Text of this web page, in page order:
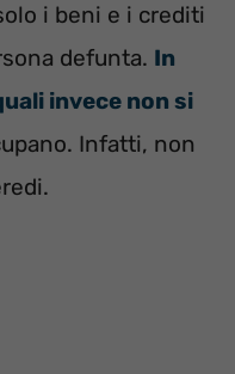
i beni e i crediti
defunta. In
invece non si
Infatti, non